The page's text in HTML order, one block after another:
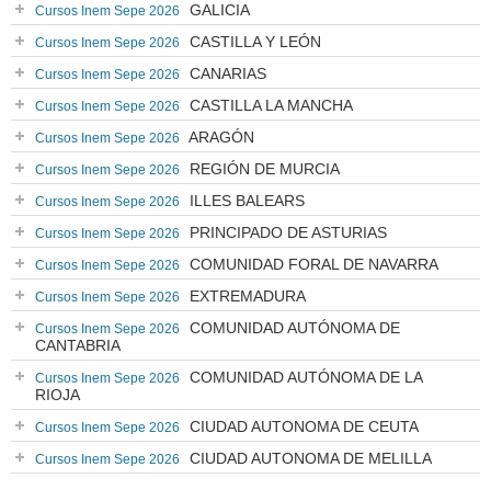
Cursos Inem Sepe 2026 GALICIA
Cursos Inem Sepe 2026 CASTILLA Y LEÓN
Cursos Inem Sepe 2026 CANARIAS
Cursos Inem Sepe 2026 CASTILLA LA MANCHA
Cursos Inem Sepe 2026 ARAGÓN
Cursos Inem Sepe 2026 REGIÓN DE MURCIA
Cursos Inem Sepe 2026 ILLES BALEARS
Cursos Inem Sepe 2026 PRINCIPADO DE ASTURIAS
Cursos Inem Sepe 2026 COMUNIDAD FORAL DE NAVARRA
Cursos Inem Sepe 2026 EXTREMADURA
Cursos Inem Sepe 2026
COMUNIDAD AUTÓNOMA DE
CANTABRIA
Cursos Inem Sepe 2026
COMUNIDAD AUTÓNOMA DE LA
RIOJA
Cursos Inem Sepe 2026 CIUDAD AUTONOMA DE CEUTA
Cursos Inem Sepe 2026 CIUDAD AUTONOMA DE MELILLA